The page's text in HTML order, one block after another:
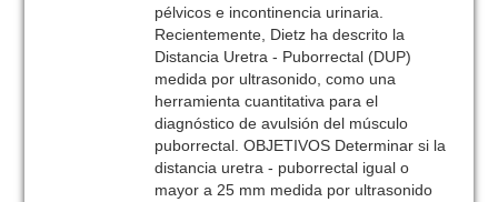
pélvicos e incontinencia urinaria.
Recientemente, Dietz ha descrito la
Distancia Uretra - Puborrectal (DUP)
medida por ultrasonido, como una
herramienta cuantitativa para el
diagnóstico de avulsión del músculo
puborrectal. OBJETIVOS Determinar si la
distancia uretra - puborrectal igual o
mayor a 25 mm medida por ultrasonido